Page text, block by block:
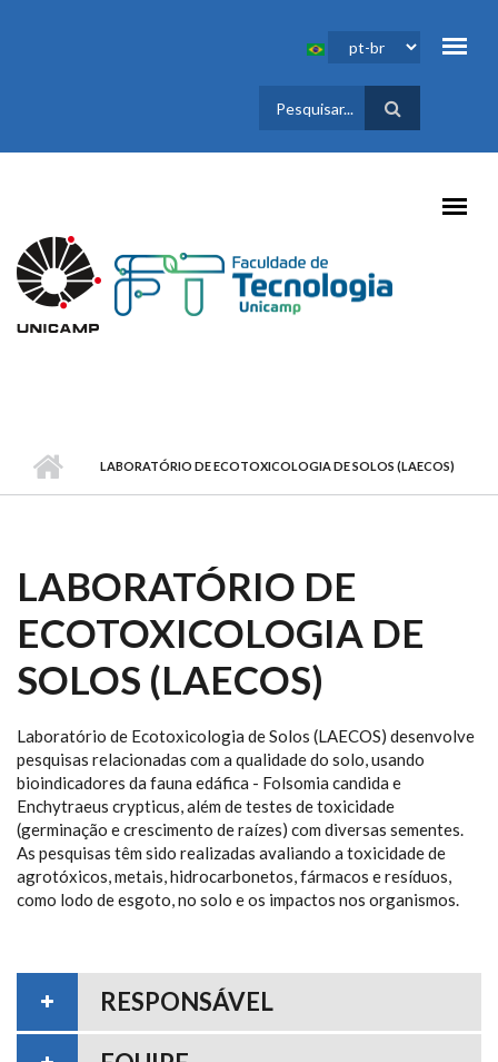
FORMULÁRIO
DE BUSCA
LABORATÓRIO DE ECOTOXICOLOGIA DE SOLOS (LAECOS)
LABORATÓRIO DE
ECOTOXICOLOGIA DE
SOLOS (LAECOS)
Laboratório de Ecotoxicologia de Solos (LAECOS) desenvolve
pesquisas relacionadas com a qualidade do solo, usando
bioindicadores da fauna edáfica - Folsomia candida e
Enchytraeus crypticus, além de testes de toxicidade
(germinação e crescimento de raízes) com diversas sementes.
As pesquisas têm sido realizadas avaliando a toxicidade de
agrotóxicos, metais, hidrocarbonetos, fármacos e resíduos,
como lodo de esgoto, no solo e os impactos nos organismos.
RESPONSÁVEL